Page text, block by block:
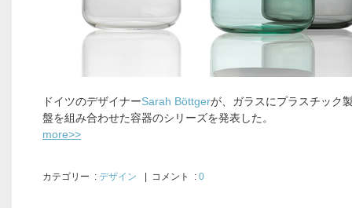
ドイツのデザイナーSarah Böttgerが、ガラスにプラスチック
盤を組み合わせた容器のシリーズを発表した。
more>>
カテゴリー : デザイン | コメント : 0